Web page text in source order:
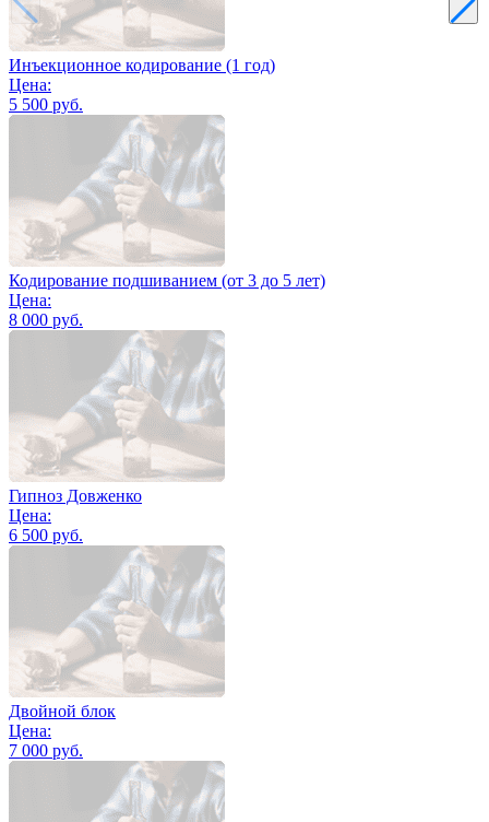
Инъекционное кодирование (1 год)
Цена:
5 500 руб.
Кодирование подшиванием (от 3 до 5 лет)
Цена:
8 000 руб.
Гипноз Довженко
Цена:
6 500 руб.
Двойной блок
Цена:
7 000 руб.